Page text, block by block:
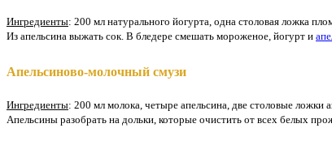
Ингредиенты: 200 мл натурального йогурта, одна столовая ложка
Из апельсина выжать сок. В бледере смешать мороженое, йогурт и
Апельсиново-молочный смузи
Ингредиенты: 200 мл молока, четыре апельсина, две столовые ложки
Апельсины разобрать на дольки, которые очистить от всех белых